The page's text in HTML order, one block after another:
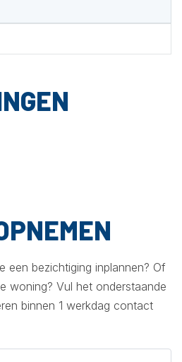
een bezichtiging inplannen? Of
woning? Vul het onderstaande
binnen 1 werkdag contact